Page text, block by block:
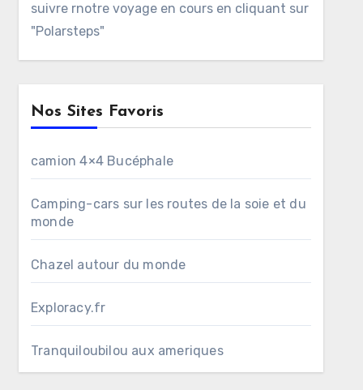
suivre rnotre voyage en cours en cliquant sur
"Polarsteps"
Nos Sites Favoris
camion 4×4 Bucéphale
Camping-cars sur les routes de la soie et du
monde
Chazel autour du monde
Exploracy.fr
Tranquiloubilou aux ameriques